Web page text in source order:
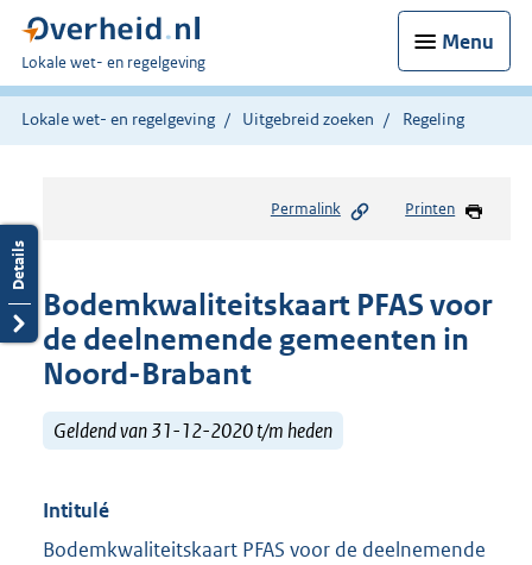
Menu
U
bent
hier:
Lokale wet- en regelgeving
Lokale wet- en regelgeving Uitgebreid zoeken Regeling
Permalink Printen
Bodemkwaliteitskaart PFAS voor
de deelnemende gemeenten in
Noord-Brabant
Geldend van 31-12-2020 t/m heden
Intitulé
Bodemkwaliteitskaart PFAS voor de deelnemende